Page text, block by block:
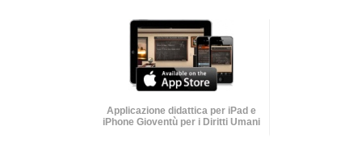
Applicazione didattica per iPad e
iPhone Gioventù per i Diritti Umani